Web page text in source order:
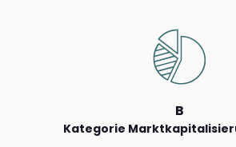
B
Kategorie